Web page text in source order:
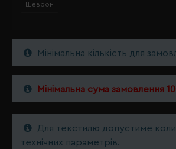
Шеврон
Мінімальна кількість для
Мінімальна сума замовлення
Для текстилю допустиме
технічних параметрів.